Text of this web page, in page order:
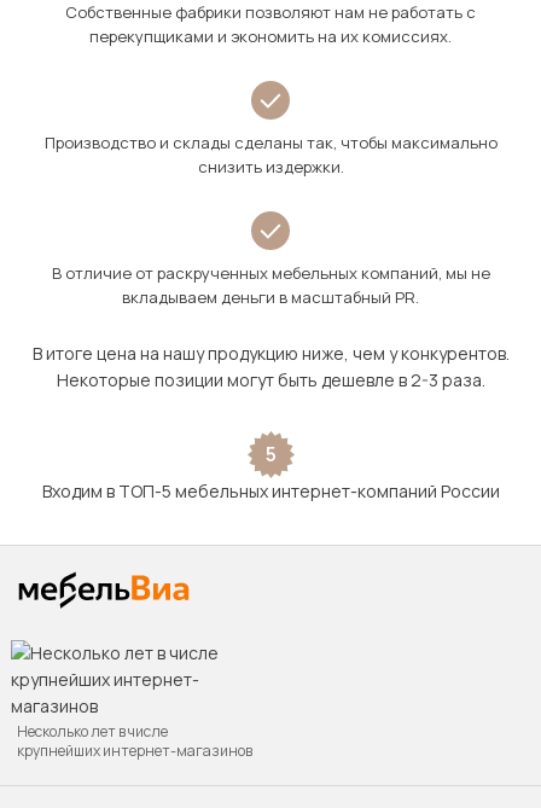
Собственные фабрики позволяют нам не работать с
перекупщиками и экономить на их комиссиях.
Производство и склады сделаны так, чтобы максимально
снизить издержки.
В отличие от раскрученных мебельных компаний, мы не
вкладываем деньги в масштабный PR.
В итоге цена на нашу продукцию ниже, чем у конкурентов.
Некоторые позиции могут быть дешевле в 2-3 раза.
5
Входим в ТОП-5 мебельных интернет-компаний России
Несколько лет в числе
крупнейших интернет-магазинов